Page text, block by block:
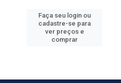
Faça seu login ou
cadastre-se para
ver preços e
comprar